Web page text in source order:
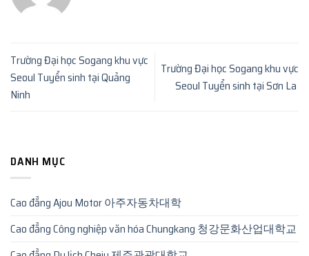
Trường Đại học Sogang khu vực
Seoul Tuyển sinh tại Quảng
Ninh
Trường Đại học Sogang khu vực
Seoul Tuyển sinh tại Sơn La
DANH MỤC
Cao đẳng Ajou Motor 아주자동차대학
Cao đẳng Công nghiệp văn hóa Chungkang 청강문화산업대학교